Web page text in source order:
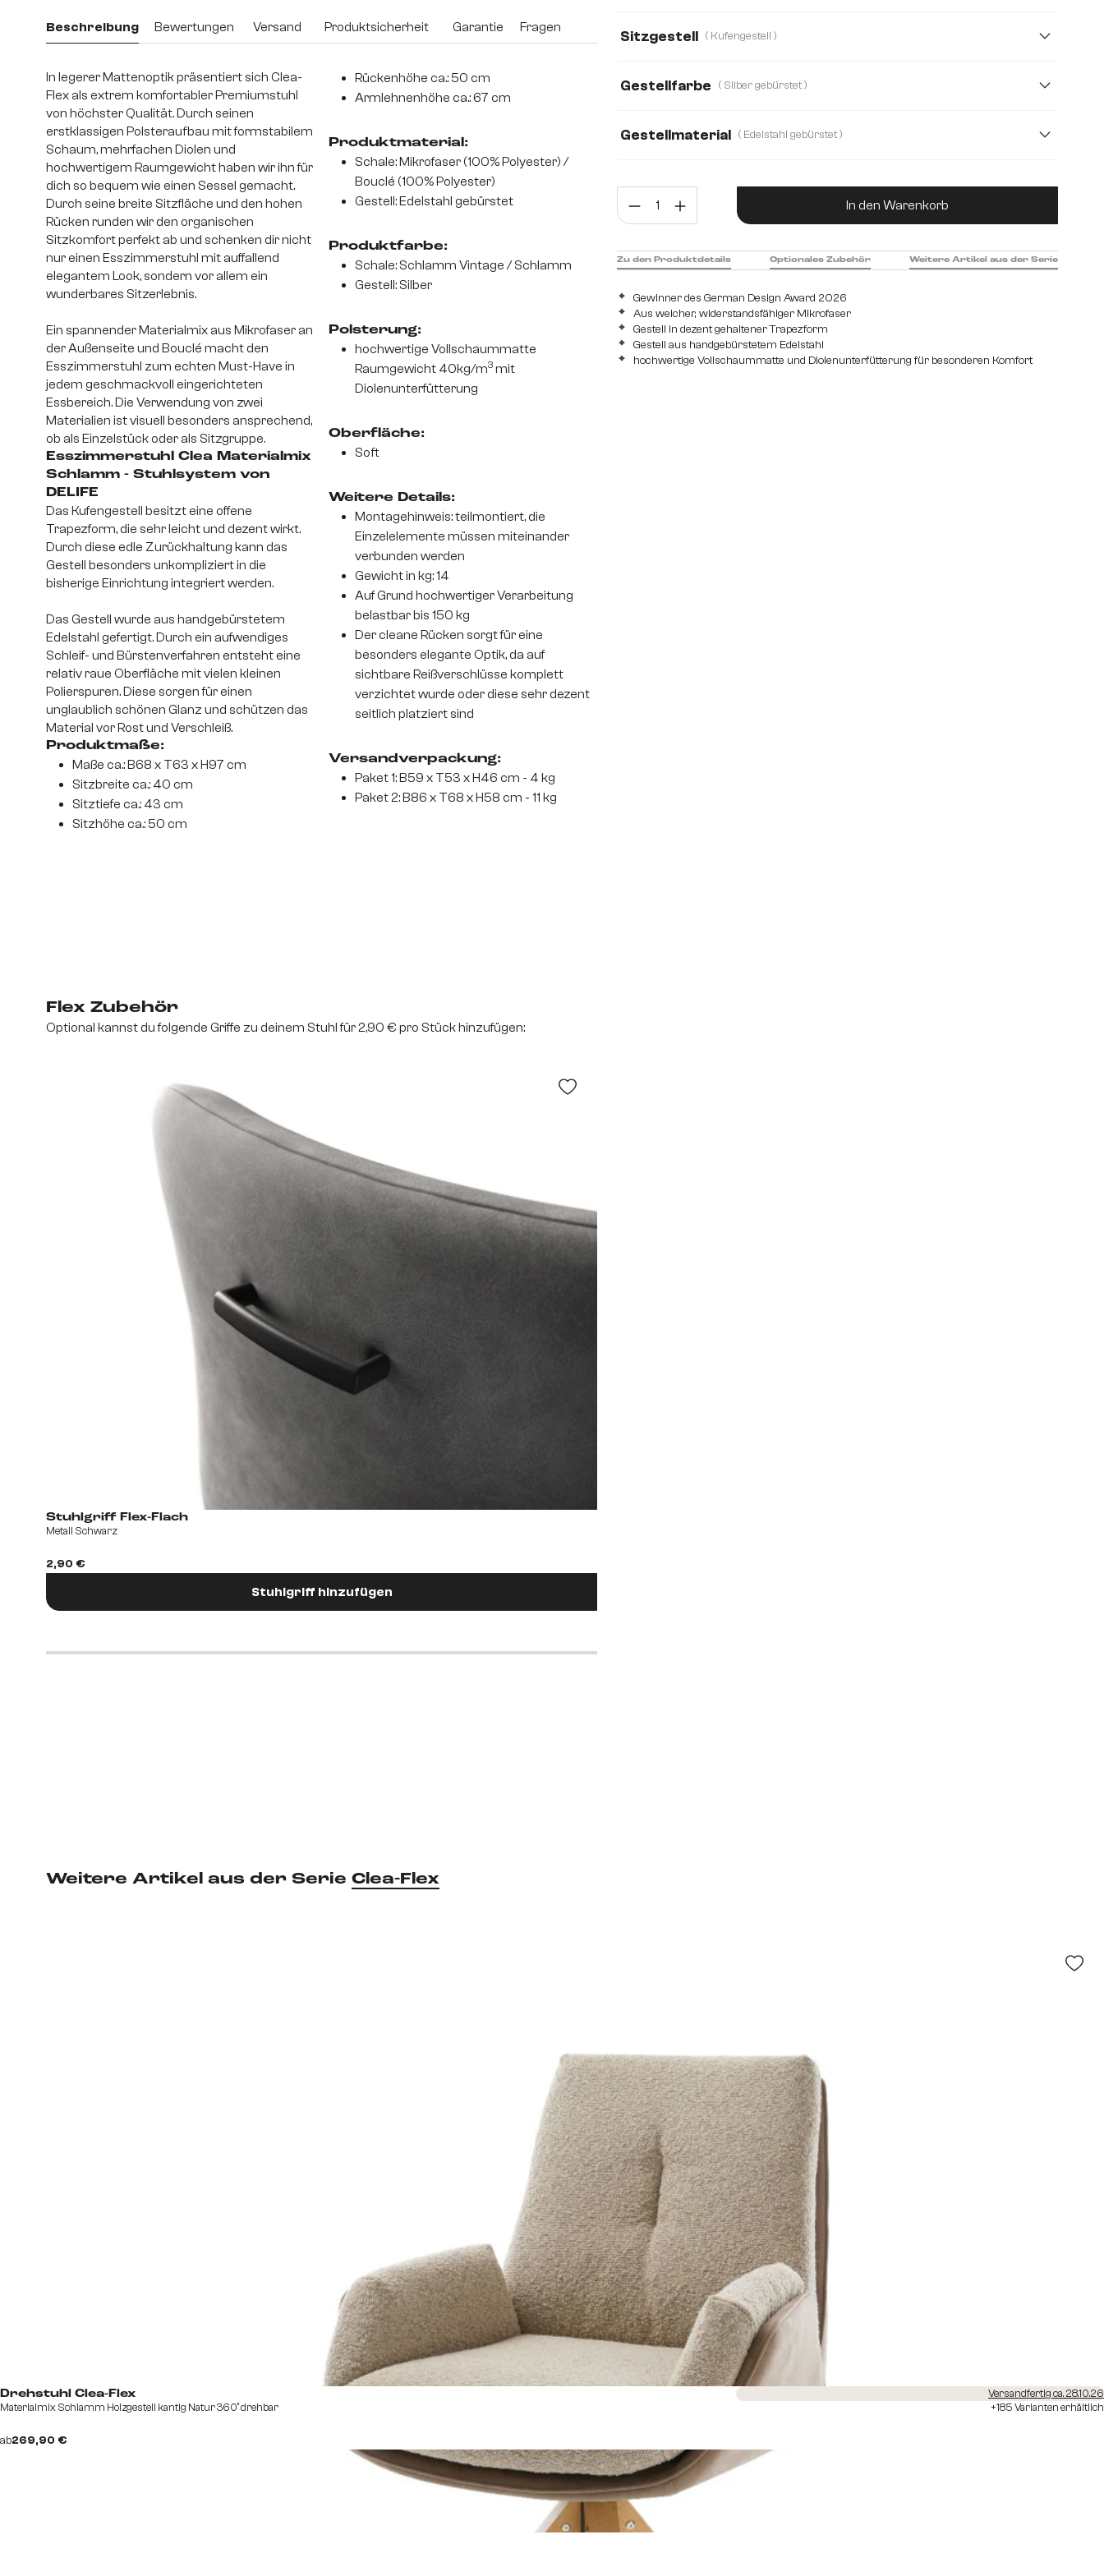
Webstoff Soft
Sitzgestell ( Kufengestell )
Gestellfarbe ( Silber gebürstet )
Gestellmaterial ( Edelstahl gebürstet )
Produkt Anzahl: Gib den gewünschten Wert
In den Warenkorb
Gewinner des German Design Award 2026
Aus weicher, widerstandsfähiger Mikrofaser
Gestell in dezent gehaltener Trapezform
Gestell aus handgebürstetem Edelstahl
hochwertige Vollschaummatte und Diolenunterfütterung für besonderen Komfort
Zu den Produktdetails Optionales Zubehör Weitere Artikel aus der Serie
Beschreibung Bewertungen Versand Produktsicherheit Garantie Fragen
In legerer Mattenoptik präsentiert sich Clea-
Flex als extrem komfortabler Premiumstuhl
von höchster Qualität. Durch seinen
erstklassigen Polsteraufbau mit formstabilem
Schaum, mehrfachen Diolen und
hochwertigem Raumgewicht haben wir ihn für
dich so bequem wie einen Sessel gemacht.
Durch seine breite Sitzfläche und den hohen
Rücken runden wir den organischen
Sitzkomfort perfekt ab und schenken dir nicht
nur einen Esszimmerstuhl mit auffallend
elegantem Look, sondern vor allem ein
wunderbares Sitzerlebnis.
Ein spannender Materialmix aus Mikrofaser an
der Außenseite und Bouclé macht den
Esszimmerstuhl zum echten Must-Have in
jedem geschmackvoll eingerichteten
Essbereich. Die Verwendung von zwei
Materialien ist visuell besonders ansprechend,
ob als Einzelstück oder als Sitzgruppe.
Esszimmerstuhl Clea Materialmix
Schlamm - Stuhlsystem von
DELIFE
Das Kufengestell besitzt eine offene
Trapezform, die sehr leicht und dezent wirkt.
Durch diese edle Zurückhaltung kann das
Gestell besonders unkompliziert in die
bisherige Einrichtung integriert werden.
Das Gestell wurde aus handgebürstetem
Edelstahl gefertigt. Durch ein aufwendiges
Schleif- und Bürstenverfahren entsteht eine
relativ raue Oberfläche mit vielen kleinen
Polierspuren. Diese sorgen für einen
unglaublich schönen Glanz und schützen das
Material vor Rost und Verschleiß.
Produktmaße:
Maße ca.: B68 x T63 x H97 cm
Sitzbreite ca.: 40 cm
Sitztiefe ca.: 43 cm
Sitzhöhe ca.: 50 cm
Rückenhöhe ca.: 50 cm
Armlehnenhöhe ca.: 67 cm
Produktmaterial:
Schale: Mikrofaser (100% Polyester) /
Bouclé (100% Polyester)
Gestell: Edelstahl gebürstet
Produktfarbe:
Schale: Schlamm Vintage / Schlamm
Gestell: Silber
Polsterung:
hochwertige Vollschaummatte
Raumgewicht 40kg/m3mit
Diolenunterfütterung
Oberfläche:
Soft
Weitere Details:
Montagehinweis: teilmontiert, die
Einzelelemente müssen miteinander
verbunden werden
Gewicht in kg: 14
Auf Grund hochwertiger Verarbeitung
belastbar bis 150 kg
Der cleane Rücken sorgt für eine
besonders elegante Optik, da auf
sichtbare Reißverschlüsse komplett
verzichtet wurde oder diese sehr dezent
seitlich platziert sind
Versandverpackung:
Paket 1: B59 x T53 x H46 cm - 4 kg
Paket 2: B86 x T68 x H58 cm - 11 kg
Flex Zubehör
Optional kannst du folgende Griffe zu deinem Stuhl für 2,90 € pro Stück hinzufügen:
Stuhlgriff Flex-Flach
Metall Schwarz
2,90 €
Stuhlgriff hinzufügen
Weitere Artikel aus der Serie Clea-Flex
Drehstuhl Clea-Flex
Materialmix Schlamm Holzgestell kantig Natur 360° drehbar
ab269,90 €
Versandfertig ca. 28.10.26
+185 Varianten erhältlich